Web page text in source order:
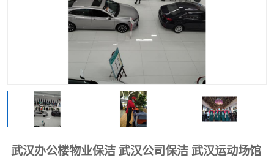
武汉办公楼物业保洁 武汉公司保洁 武汉运动场馆